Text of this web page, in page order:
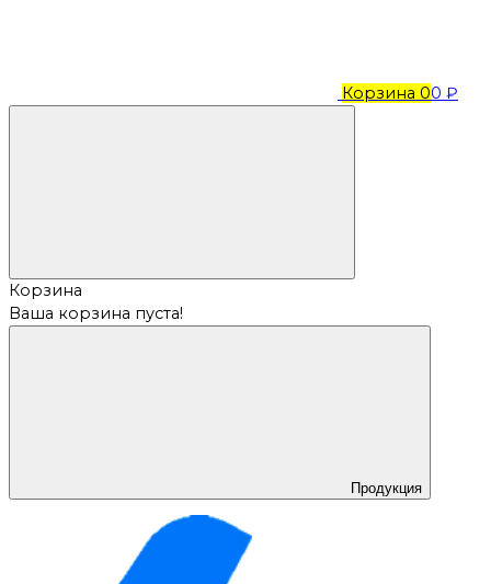
Корзина 00 ₽
Корзина
Ваша корзина пуста!
Продукция